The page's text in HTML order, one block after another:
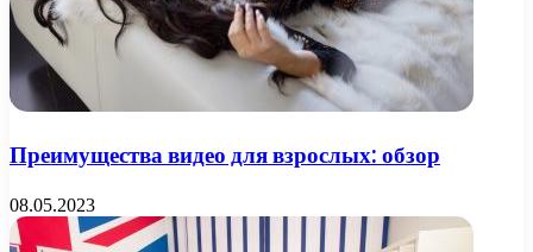
Преимущества видео для взрослых: обзор
08.05.2023